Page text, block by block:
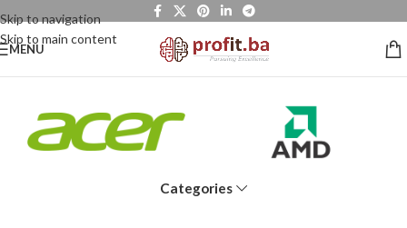
Skip to navigation
Skip to main content
MENU
Categories